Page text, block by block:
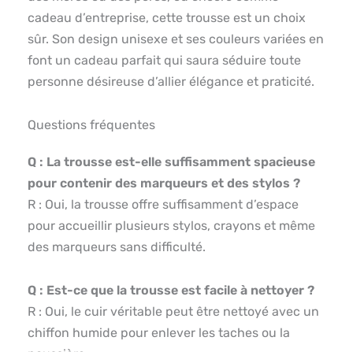
cadeau d’entreprise, cette trousse est un choix
sûr. Son design unisexe et ses couleurs variées en
font un cadeau parfait qui saura séduire toute
personne désireuse d’allier élégance et praticité.
Questions fréquentes
Q : La trousse est-elle suffisamment spacieuse
pour contenir des marqueurs et des stylos ?
R : Oui, la trousse offre suffisamment d’espace
pour accueillir plusieurs stylos, crayons et même
des marqueurs sans difficulté.
Q : Est-ce que la trousse est facile à nettoyer ?
R : Oui, le cuir véritable peut être nettoyé avec un
chiffon humide pour enlever les taches ou la